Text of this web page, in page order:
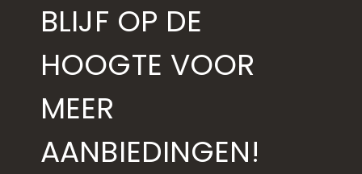
BLIJF OP DE
HOOGTE VOOR
MEER
AANBIEDINGEN!